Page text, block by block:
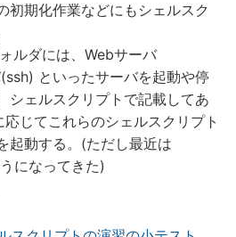
初期化作業などにもシェルスク
ルダには、Webサーバ
といったサーバを起動や停
シェルスクリプトで記載してあ
じてこれらのシェルスクリプト
起動する。(ただし最近は
になってきた)